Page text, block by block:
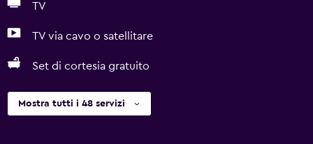
TV
TV via cavo o satellitare
Set di cortesia gratuito
Mostra tutti i 48 servizi